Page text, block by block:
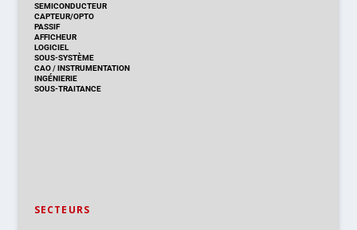
SEMICONDUCTEUR
CAPTEUR/OPTO
PASSIF
AFFICHEUR
LOGICIEL
SOUS-SYSTÈME
CAO/INSTRUMENTATION
INGÉNIERIE
SOUS-TRAITANCE
SECTEURS